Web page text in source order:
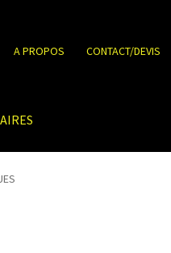
A PROPOS CONTACT/DEVIS